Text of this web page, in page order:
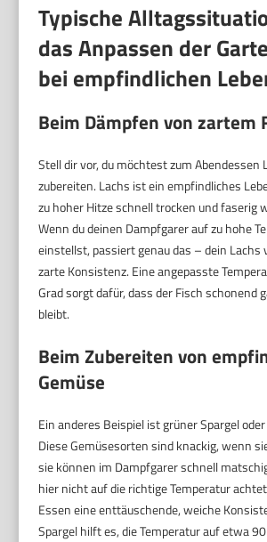
Typische
das Anpassen der
bei empfindlichen
Beim Dämpfen von zartem
Stell dir vor, du möchtest zum Abendessen
zubereiten. Lachs ist ein empfindliches
zu hoher Hitze schnell trocken und faserig
Wenn du deinen Dampfgarer auf zu hohe
einstellst, passiert genau das – dein Lachs
zarte Konsistenz. Eine angepasste
Grad sorgt dafür, dass der Fisch schonend
bleibt.
Beim Zubereiten von
Gemüse
Ein anderes Beispiel ist grüner Spargel
Diese Gemüsesorten sind knackig, wenn
sie können im Dampfgarer schnell
hier nicht auf die richtige Temperatur
Essen eine enttäuschende, weiche
Spargel hilft es, die Temperatur auf etwa